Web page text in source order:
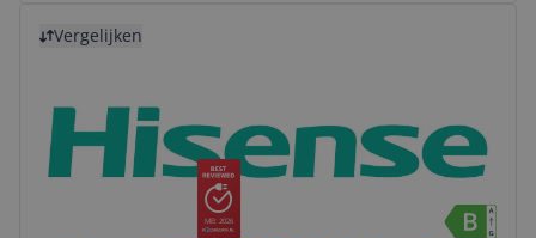
Vergelijken
MEI 2026